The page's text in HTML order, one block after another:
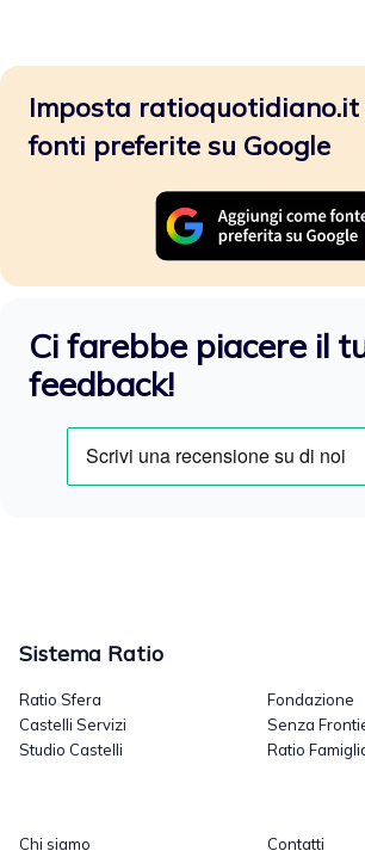
Imposta
fonti preferite su Google
Ci farebbe piacere il
feedback!
Sistema Ratio
Ratio Sfera
Castelli Servizi
Studio Castelli
Fondazione
Senza
Ratio
Chi siamo
Contatti